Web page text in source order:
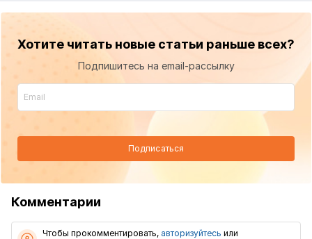
Хотите читать новые статьи раньше всех?
Подпишитесь на email-рассылку
Подписаться
Комментарии
Чтобы прокомментировать, авторизуйтесь или